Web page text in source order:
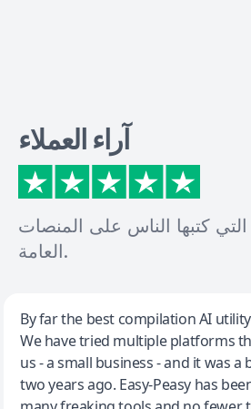
آراء العملاء
التي كتبها الناس على المنصات
العامة.
Jeff Wilson
By far the best compilation AI utility
By far the best compilation AI
We have tried multiple platforms
us - a small business - and it was
two years ago. Easy-Peasy has